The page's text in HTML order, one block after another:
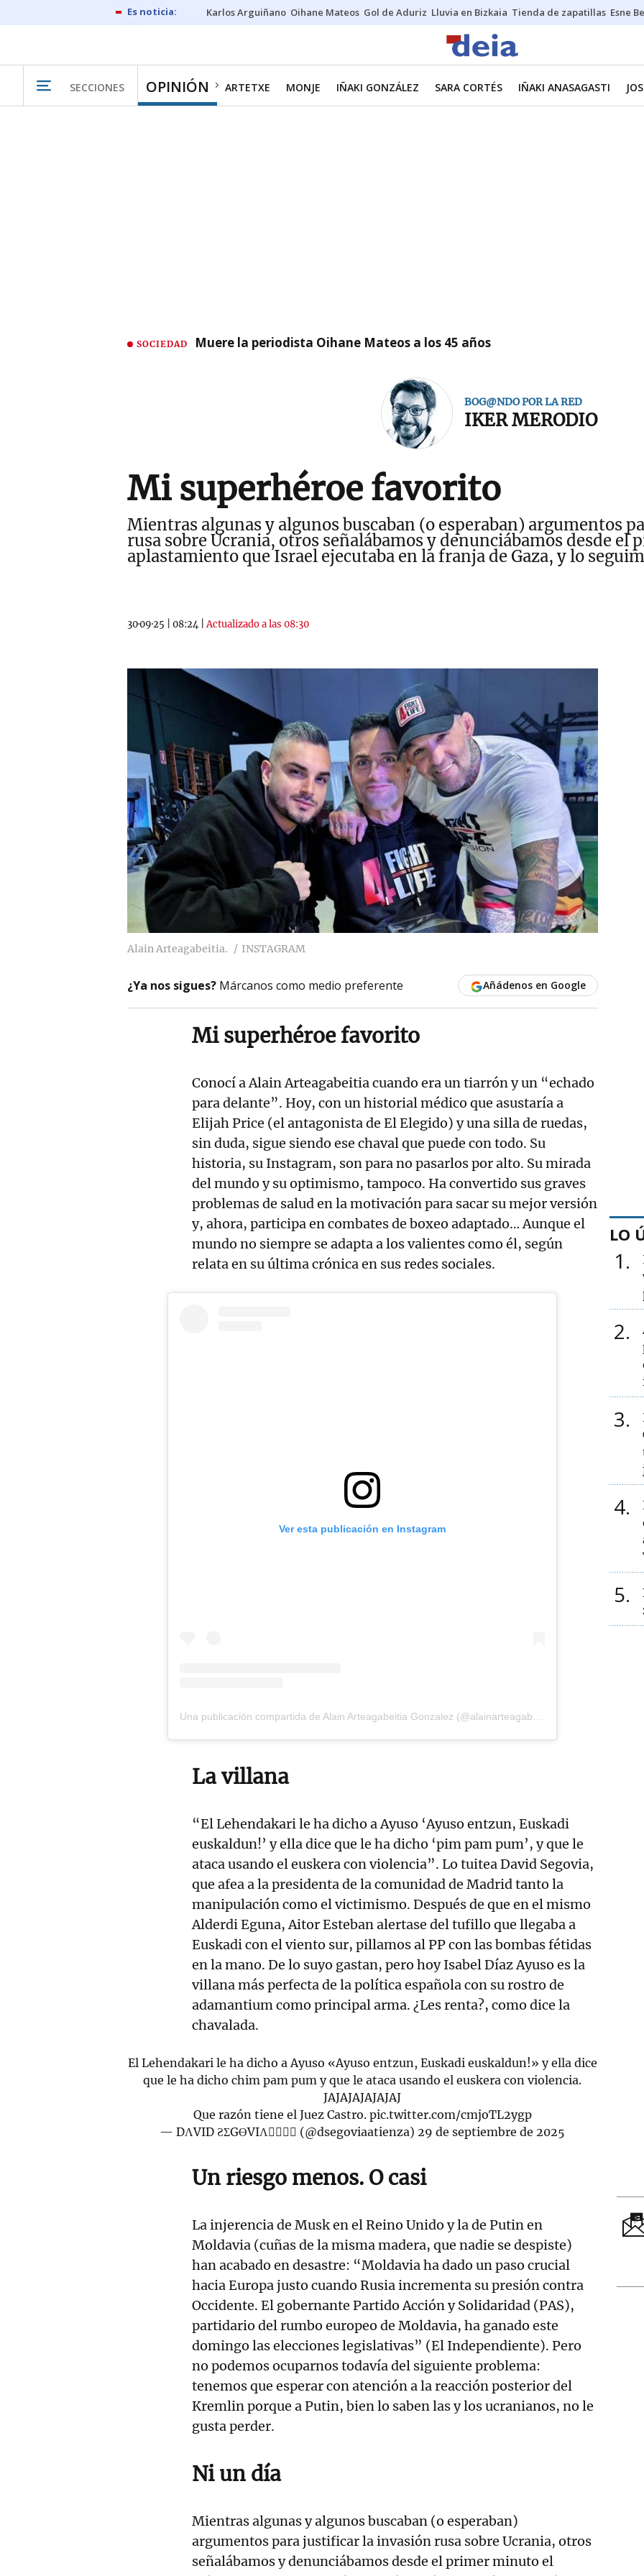
Karlos Arguiñano Oihane Mateos Gol de Aduriz Lluvia en Bizkaia Tienda de zapatillas Esne
SECCIONES OPINIÓN ARTETXE MONJE IÑAKI GONZÁLEZ SARA CORTÉS IÑAKI ANASAGASTI
SOCIEDAD Muere la periodista Oihane Mateos a los 45 años
BOG@NDO POR LA RED
IKER MERODIO
Mi superhéroe favorito
Mientras algunas y algunos buscaban (o esperaban) argumentos
rusa sobre Ucrania, otros señalábamos y denunciábamos desde el
aplastamiento que Israel ejecutaba en la franja de Gaza, y lo
30·09·25 08:24 |Actualizado a las 08:30
Alain Arteagabeitia. INSTAGRAM
¿Ya nos sigues? Márcanos como medio preferente Añádenos en Google
Mi superhéroe favorito
Conocí a Alain Arteagabeitia cuando era un tiarrón y un “echado
para delante”. Hoy, con un historial médico que asustaría a
Elijah Price (el antagonista de El Elegido) y una silla de ruedas,
sin duda, sigue siendo ese chaval que puede con todo. Su
historia, su Instagram, son para no pasarlos por alto. Su mirada
del mundo y su optimismo, tampoco. Ha convertido sus graves
problemas de salud en la motivación para sacar su mejor versión
y, ahora, participa en combates de boxeo adaptado… Aunque el
mundo no siempre se adapta a los valientes como él, según
relata en su última crónica en sus redes sociales.
Ver esta publicación en Instagram
Una publicación compartida de Alain Arteagabeitia Gonzalez (@alainarteagabeitia)
La villana
“El Lehendakari le ha dicho a Ayuso ‘Ayuso entzun, Euskadi
euskaldun!’ y ella dice que le ha dicho ‘pim pam pum’, y que le
ataca usando el euskera con violencia”. Lo tuitea David Segovia,
que afea a la presidenta de la comunidad de Madrid tanto la
manipulación como el victimismo. Después de que en el mismo
Alderdi Eguna, Aitor Esteban alertase del tufillo que llegaba a
Euskadi con el viento sur, pillamos al PP con las bombas fétidas
en la mano. De lo suyo gastan, pero hoy Isabel Díaz Ayuso es la
villana más perfecta de la política española con su rostro de
adamantium como principal arma. ¿Les renta?, como dice la
chavalada.
El Lehendakari le ha dicho a Ayuso «Ayuso entzun, Euskadi euskaldun!» y ella dice
que le ha dicho chim pam pum y que le ataca usando el euskera con violencia.
JAJAJAJAJAJAJ
Que razón tiene el Juez Castro. pic.twitter.com/cmjoTL2ygp
— DΛVID ƧΣGӨVIΛ🏳️‍🌈💜🔻 (@dsegoviaatienza)29 de septiembre de 2025
Un riesgo menos. O casi
La injerencia de Musk en el Reino Unido y la de Putin en
Moldavia (cuñas de la misma madera, que nadie se despiste)
han acabado en desastre: “Moldavia ha dado un paso crucial
hacia Europa justo cuando Rusia incrementa su presión contra
Occidente. El gobernante Partido Acción y Solidaridad (PAS),
partidario del rumbo europeo de Moldavia, ha ganado este
domingo las elecciones legislativas” (El Independiente). Pero
no podemos ocuparnos todavía del siguiente problema:
tenemos que esperar con atención a la reacción posterior del
Kremlin porque a Putin, bien lo saben las y los ucranianos, no le
gusta perder.
Ni un día
Mientras algunas y algunos buscaban (o esperaban)
argumentos para justificar la invasión rusa sobre Ucrania, otros
señalábamos y denunciábamos desde el primer minuto el
LO
1
2
3
4
5